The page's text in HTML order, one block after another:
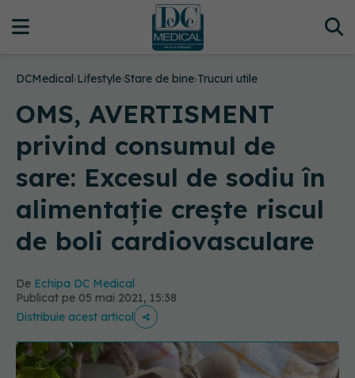
DCMedical›Lifestyle›Stare de bine›Trucuri utile
OMS, AVERTISMENT
privind consumul de
sare: Excesul de sodiu în
alimentaţie crește riscul
de boli cardiovasculare
De Echipa DC Medical
Publicat pe 05 mai 2021, 15:38
Distribuie acest articol